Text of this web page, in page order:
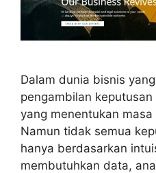
Dalam dunia bisnis
pengambilan
yang menentukan
Namun tidak semua
hanya berdasarkan
membutuhkan data,